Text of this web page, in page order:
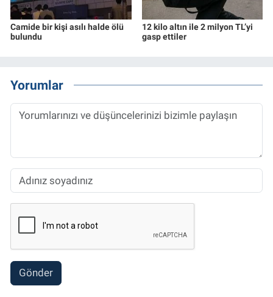
Camide bir kişi asılı halde ölü
bulundu
12 kilo altın ile 2 milyon TL’yi
gasp ettiler
Yorumlar
Gönder